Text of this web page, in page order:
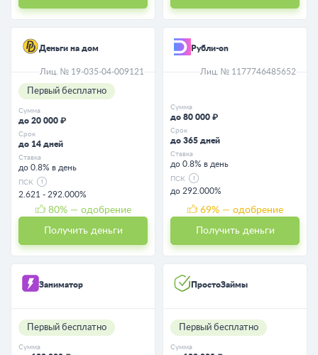
Деньги на дом
Лиц. № 19-035-04-009121
Первый бесплатно
Сумма
до 20 000 ₽
Срок
до 14 дней
Ставка
до 0.8% в день
ПСК
2.621 - 292.000%
80% — одобрение
Получить деньги
Рубли-on
Лиц. № 1177746485652
Сумма
до 80 000 ₽
Срок
до 365 дней
Ставка
до 0.8% в день
ПСК
до 292.000%
69% — одобрение
Получить деньги
Заниматор
Первый бесплатно
Сумма
ПростоЗаймы
Первый бесплатно
Сумма